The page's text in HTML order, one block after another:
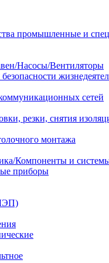
промышленные и
Насосы/Вентиляторы
сетей
резки, снятия
монтажа
Компоненты и
приборы